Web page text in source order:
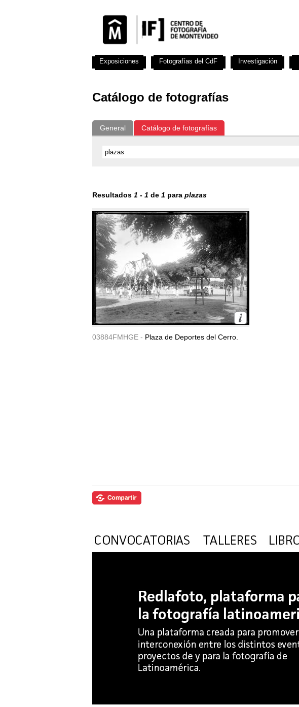
Catálogo de fotografías
General Catálogo de fotografías
Resultados 1 - 1 de 1 para plazas
03884FMHGE - Plaza de Deportes del Cerro.
Exposiciones Fotografías del CdF Investigación